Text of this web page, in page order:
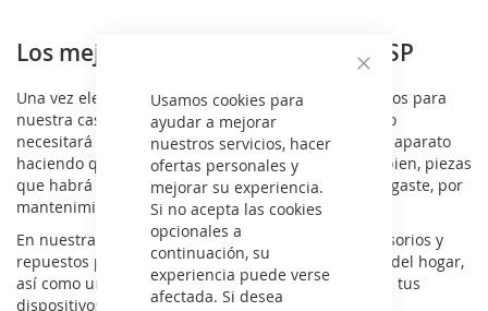
Usamos cookies para
ayudar a mejorar
nuestros servicios, hacer
ofertas personales y
mejorar su experiencia.
Si no acepta las cookies
opcionales a
continuación, su
experiencia puede verse
afectada. Si desea
Los mejores accesorios originales SP
Una vez elegido el electrodoméstico que buscábamos para
nuestra casa, no podemos olvidarnos, que cada uno
necesitará distintos accesorios que completarán tu aparato
haciendo que puedas sacar mayor partido de él o bien, piezas
que habrá que sustituir más adelante bien por desgaste, por
mantenimiento o por rotura.
En nuestra tienda online vas a poder adquirir accesorios y
repuestos para los electrodomésticos y electrónica del hogar,
así como una gran variedad de complementos para tus
dispositivos digitales de SP